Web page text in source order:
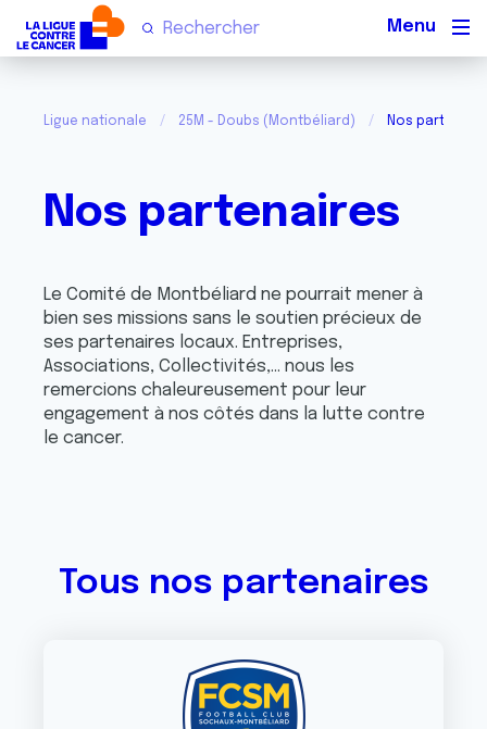
Ligue nationale 25M - Doubs (Montbéliard) Nos
Nos partenaires
Le Comité de Montbéliard ne pourrait mener à
bien ses missions sans le soutien précieux de
ses partenaires locaux. Entreprises,
Associations, Collectivités,... nous les
remercions chaleureusement pour leur
engagement à nos côtés dans la lutte contre
le cancer.
Tous nos partenaires